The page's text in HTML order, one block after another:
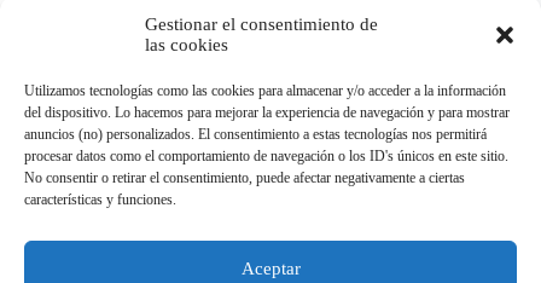
Gestionar el consentimiento de
las cookies
Utilizamos tecnologías como las cookies para almacenar y/o acceder a la información
del dispositivo. Lo hacemos para mejorar la experiencia de navegación y para mostrar
anuncios (no) personalizados. El consentimiento a estas tecnologías nos permitirá
procesar datos como el comportamiento de navegación o los ID's únicos en este sitio.
No consentir o retirar el consentimiento, puede afectar negativamente a ciertas
características y funciones.
Aceptar
Publicar el comentario